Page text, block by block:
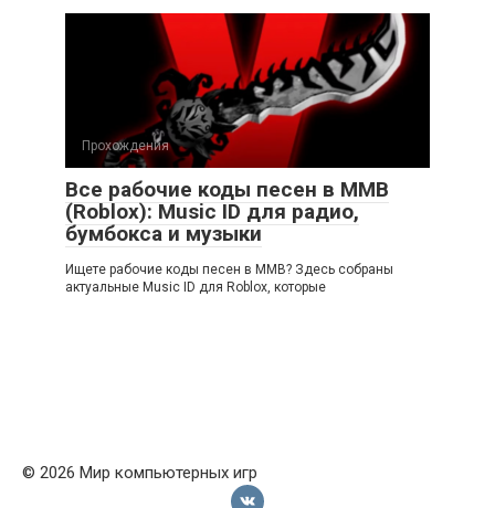
Прохождения
Все рабочие коды песен в ММВ
(Roblox): Music ID для радио,
бумбокса и музыки
Ищете рабочие коды песен в ММВ? Здесь собраны
актуальные Music ID для Roblox, которые
© 2026 Мир компьютерных игр